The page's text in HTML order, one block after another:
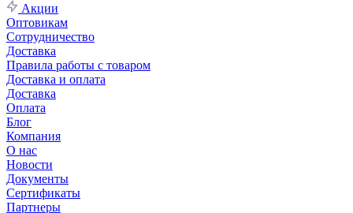
Акции
Оптовикам
Сотрудничество
Доставка
Правила работы с товаром
Доставка и оплата
Доставка
Оплата
Блог
Компания
О нас
Новости
Документы
Сертификаты
Партнеры